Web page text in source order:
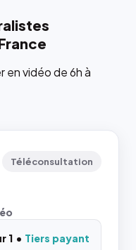
en vidéo de 6h à
Téléconsultation
1
Tiers payant